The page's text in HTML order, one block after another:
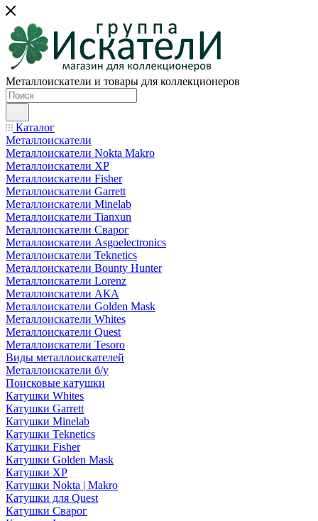
Металлоискатели и товары для коллекционеров
Каталог
Металлоискатели
Металлоискатели Nokta Makro
Металлоискатели XP
Металлоискатели Fisher
Металлоискатели Garrett
Металлоискатели Minelab
Металлоискатели Tianxun
Металлоискатели Сварог
Металлоискатели Asgoelectronics
Металлоискатели Teknetics
Металлоискатели Bounty Hunter
Металлоискатели Lorenz
Металлоискатели АКА
Металлоискатели Golden Mask
Металлоискатели Whites
Металлоискатели Quest
Металлоискатели Tesoro
Виды металлоискателей
Металлоискатели б/у
Поисковые катушки
Катушки Whites
Катушки Garrett
Катушки Minelab
Катушки Teknetics
Катушки Fisher
Катушки Golden Mask
Катушки XP
Катушки Nokta | Makro
Катушки для Quest
Катушки Сварог